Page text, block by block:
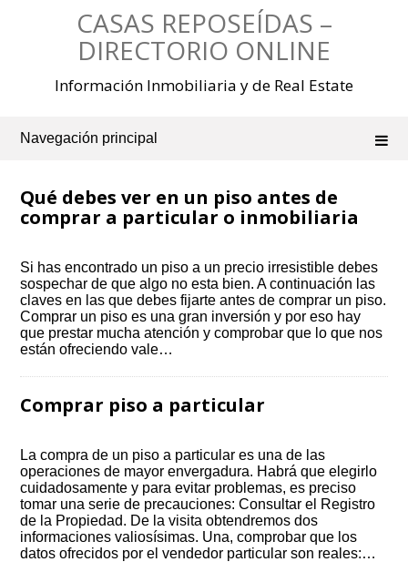
CASAS REPOSEÍDAS –
DIRECTORIO ONLINE
Información Inmobiliaria y de Real Estate
Navegación principal
Qué debes ver en un piso antes de
comprar a particular o inmobiliaria
Si has encontrado un piso a un precio irresistible debes
sospechar de que algo no esta bien. A continuación las
claves en las que debes fijarte antes de comprar un piso.
Comprar un piso es una gran inversión y por eso hay
que prestar mucha atención y comprobar que lo que nos
están ofreciendo vale…
Comprar piso a particular
La compra de un piso a particular es una de las
operaciones de mayor envergadura. Habrá que elegirlo
cuidadosamente y para evitar problemas, es preciso
tomar una serie de precauciones: Consultar el Registro
de la Propiedad. De la visita obtendremos dos
informaciones valiosísimas. Una, comprobar que los
datos ofrecidos por el vendedor particular son reales:…